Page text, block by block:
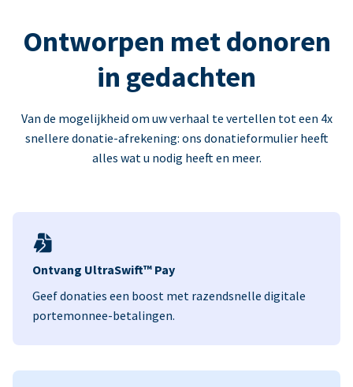
Ontworpen met donoren
in gedachten
Van de mogelijkheid om uw verhaal te vertellen tot een 4x
snellere donatie-afrekening: ons donatieformulier heeft
alles wat u nodig heeft en meer.
Ontvang UltraSwift™ Pay
Geef donaties een boost met razendsnelle digitale
portemonnee-betalingen.